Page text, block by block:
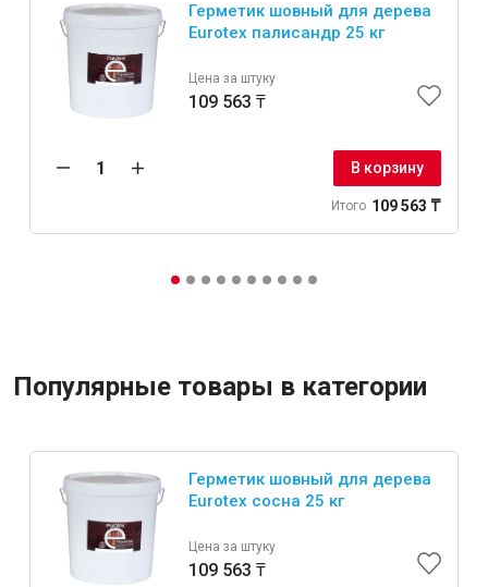
Герметик шовный для дерева
Eurotex палисандр 25 кг
Цена за штуку
109 563 ₸
В корзину
Итого 109 563 ₸
Популярные товары в категории
Герметик шовный для дерева
Eurotex сосна 25 кг
Цена за штуку
109 563 ₸